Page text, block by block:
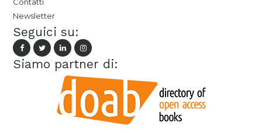
Newsletter
Seguici su:
Siamo partner di: